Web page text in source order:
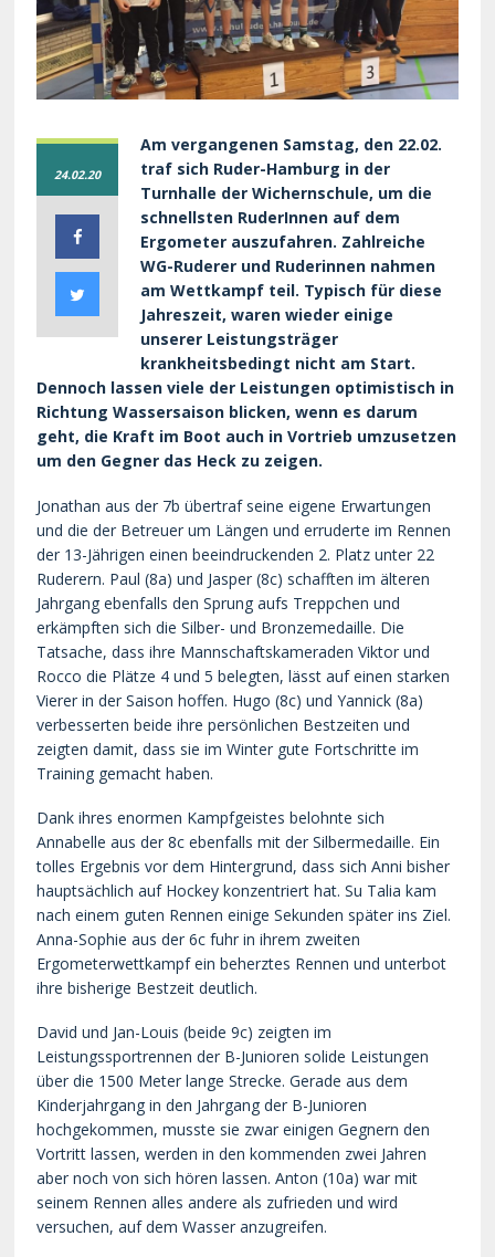
24.02.20
Am vergangenen Samstag, den 22.02.
traf sich Ruder-Hamburg in der
Turnhalle der Wichernschule, um die
schnellsten RuderInnen auf dem
Ergometer auszufahren. Zahlreiche
WG-Ruderer und Ruderinnen nahmen
am Wettkampf teil. Typisch für diese
Jahreszeit, waren wieder einige
unserer Leistungsträger
krankheitsbedingt nicht am Start.
Dennoch lassen viele der Leistungen optimistisch in
Richtung Wassersaison blicken, wenn es darum
geht, die Kraft im Boot auch in Vortrieb umzusetzen
um den Gegner das Heck zu zeigen.
Jonathan aus der 7b übertraf seine eigene Erwartungen
und die der Betreuer um Längen und erruderte im Rennen
der 13-Jährigen einen beeindruckenden 2. Platz unter 22
Ruderern. Paul (8a) und Jasper (8c) schafften im älteren
Jahrgang ebenfalls den Sprung aufs Treppchen und
erkämpften sich die Silber- und Bronzemedaille. Die
Tatsache, dass ihre Mannschaftskameraden Viktor und
Rocco die Plätze 4 und 5 belegten, lässt auf einen starken
Vierer in der Saison hoffen. Hugo (8c) und Yannick (8a)
verbesserten beide ihre persönlichen Bestzeiten und
zeigten damit, dass sie im Winter gute Fortschritte im
Training gemacht haben.
Dank ihres enormen Kampfgeistes belohnte sich
Annabelle aus der 8c ebenfalls mit der Silbermedaille. Ein
tolles Ergebnis vor dem Hintergrund, dass sich Anni bisher
hauptsächlich auf Hockey konzentriert hat. Su Talia kam
nach einem guten Rennen einige Sekunden später ins Ziel.
Anna-Sophie aus der 6c fuhr in ihrem zweiten
Ergometerwettkampf ein beherztes Rennen und unterbot
ihre bisherige Bestzeit deutlich.
David und Jan-Louis (beide 9c) zeigten im
Leistungssportrennen der B-Junioren solide Leistungen
über die 1500 Meter lange Strecke. Gerade aus dem
Kinderjahrgang in den Jahrgang der B-Junioren
hochgekommen, musste sie zwar einigen Gegnern den
Vortritt lassen, werden in den kommenden zwei Jahren
aber noch von sich hören lassen. Anton (10a) war mit
seinem Rennen alles andere als zufrieden und wird
versuchen, auf dem Wasser anzugreifen.